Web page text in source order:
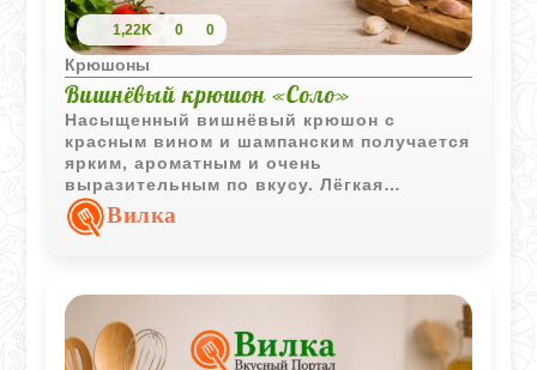
1,22K 0 0
Крюшоны
Вишнёвый крюшон «Соло»
Насыщенный вишнёвый крюшон с
красным вином и шампанским получается
ярким, ароматным и очень
выразительным по вкусу. Лёгкая
кислинка вишни хорошо сочетается с
вином и делает напиток особенно
Вилка